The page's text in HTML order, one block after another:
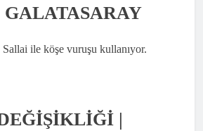
ile köşe vuruşu kullanıyor.
|